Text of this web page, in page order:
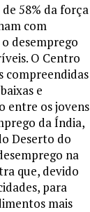
de 58% da força
com
desemprego
O Centro
compreendidas
e
entre os jovens
da Índia,
Deserto do
na
que, devido
para
mais